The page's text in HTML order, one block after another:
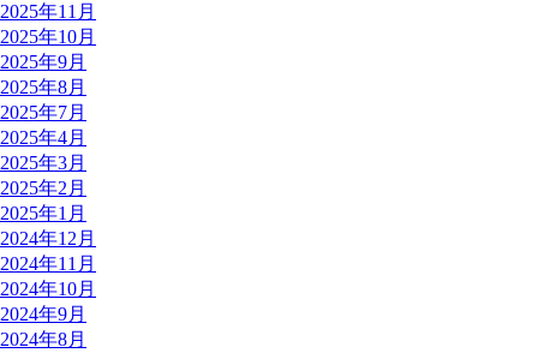
2025年11月
2025年10月
2025年9月
2025年8月
2025年7月
2025年4月
2025年3月
2025年2月
2025年1月
2024年12月
2024年11月
2024年10月
2024年9月
2024年8月